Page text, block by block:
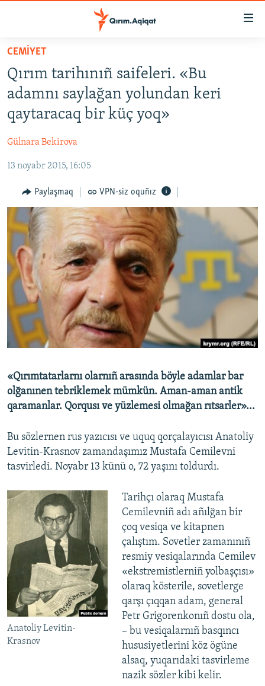
Esas
qaytmaq
Baş
navigatsiyağa
qaytmaq
Qıdıruvğa
SİYASET
İQTİSADİYAT
MEDENİYET
İNSAN AQLARI
VİDEO
SÜRET
BLOGLAR
FİKİR
Русский
Українською
QOŞULIÑIZ!
RFE/RS bütün saytları
CEMİYET
Qırım tarihınıñ saifeleri. «Bu
adamnı saylağan yolundan keri
qaytaracaq bir küç yoq»
Gülnara Bekirova
13 noyabr 2015, 16:05
Paylaşmaq VPN-siz oquñız
«Qırımtatarlarnı olarnıñ arasında böyle adamlar bar
olğanınen tebriklemek mümkün. Aman-aman antik
qaramanlar. Qorqusı ve yüzlemesi olmağan rıtsarler»...
Bu sözlernen rus yazıcısı ve uquq qorçalayıcısı Anatoliy
Levitin-Krasnov zamandaşımız Mustafa Cemilevni
tasvirledi. Noyabr 13 künü o, 72 yaşını toldurdı.
Anatoliy Levitin-
Krasnov
Tarihçı olaraq Mustafa
Cemilevniñ adı añılğan bir
çoq vesiqa ve kitapnen
çalıştım. Sovetler zamanınıñ
resmiy vesiqalarında Cemilev
«ekstremistlerniñ yolbaşçısı»
olaraq kösterile, sovetlerge
qarşı çıqqan adam, general
Petr Grigorenkonıñ dostu ola,
– bu vesiqalarnıñ basqıncı
hususiyetlerini köz ögüne
alsaq, yuqarıdaki tasvirleme
nazik sözler kibi kelir.